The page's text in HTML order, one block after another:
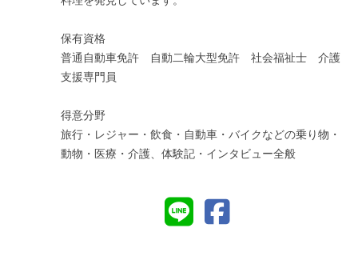
保有資格
普通自動車免許 自動二輪大型免許 社会福祉士 介護
支援専門員
得意分野
旅行・レジャー・飲食・自動車・バイクなどの乗り物・
動物・医療・介護、体験記・インタビュー全般